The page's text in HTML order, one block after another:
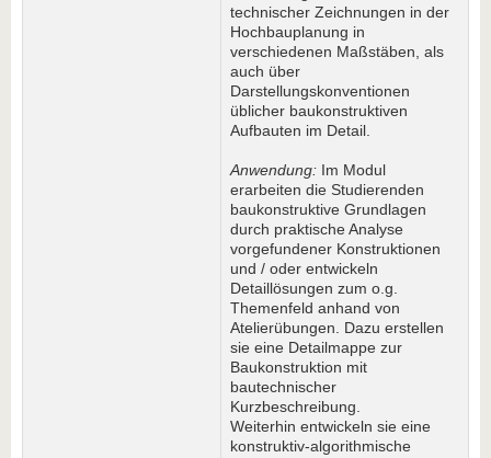
technischer Zeichnungen in der
Hochbauplanung in
verschiedenen Maßstäben, als
auch über
Darstellungskonventionen
üblicher baukonstruktiven
Aufbauten im Detail.
Anwendung: Im Modul
erarbeiten die Studierenden
baukonstruktive Grundlagen
durch praktische Analyse
vorgefundener Konstruktionen
und / oder entwickeln
Detaillösungen zum o.g.
Themenfeld anhand von
Atelierübungen. Dazu erstellen
sie eine Detailmappe zur
Baukonstruktion mit
bautechnischer
Kurzbeschreibung.
Weiterhin entwickeln sie eine
konstruktiv-algorithmische